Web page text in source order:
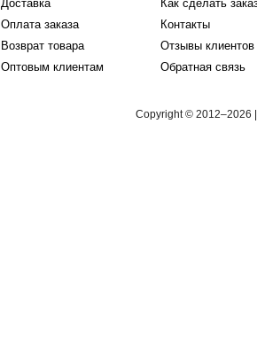
Доставка
Оплата заказа
Возврат товара
Оптовым клиентам
Как сделать
Контакты
Отзывы клиентов
Обратная связь
Copyright © 2012–2026 |